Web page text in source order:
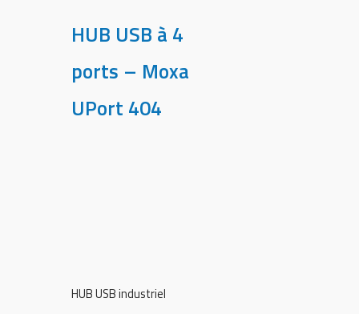
HUB USB à 4
ports – Moxa
UPort 404
HUB USB industriel